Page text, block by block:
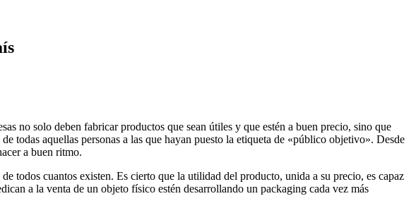
no solo deben fabricar productos que sean útiles y que estén a buen precio, sino que
todas aquellas personas a las que hayan puesto la etiqueta de «público objetivo». Desde
a buen ritmo.
todos cuantos existen. Es cierto que la utilidad del producto, unida a su precio, es capaz
a la venta de un objeto físico estén desarrollando un packaging cada vez más